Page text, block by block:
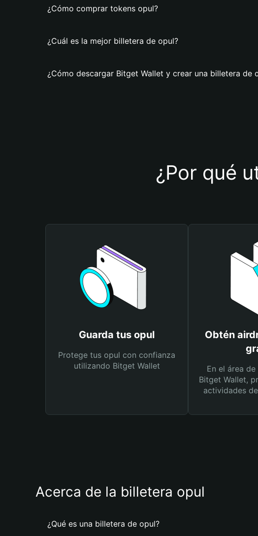
¿Cómo comprar tokens opul?
¿Cuál es la mejor billetera de opul?
¿Cómo descargar Bitget Wallet y crear una billetera de
¿Por qué
Guarda tus opul
Protege tus opul con confianza
utilizando Bitget Wallet
Obtén
En el área
Bitget Wallet,
actividades
Acerca de la billetera opul
¿Qué es una billetera de opul?